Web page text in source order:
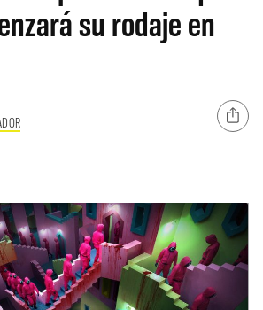
su rodaje en